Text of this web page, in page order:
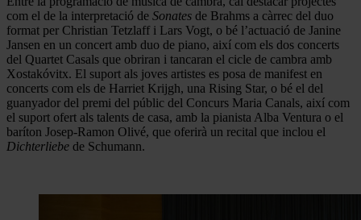
com el de la interpretació de Sonates de Brahms a càrrec del duo
format per Christian Tetzlaff i Lars Vogt, o bé l’actuació de Janine
Jansen en un concert amb duo de piano, així com els dos concerts
del Quartet Casals que obriran i tancaran el cicle de cambra amb
Xostakóvitx. El suport als joves artistes es posa de manifest en
concerts com els de Harriet Krijgh, una Rising Star, o bé el del
guanyador del premi del públic del Concurs Maria Canals, així com
el suport ofert als talents de casa, amb la pianista Alba Ventura o el
baríton Josep-Ramon Olivé, que oferirà un recital que inclou el
Dichterliebe de Schumann.